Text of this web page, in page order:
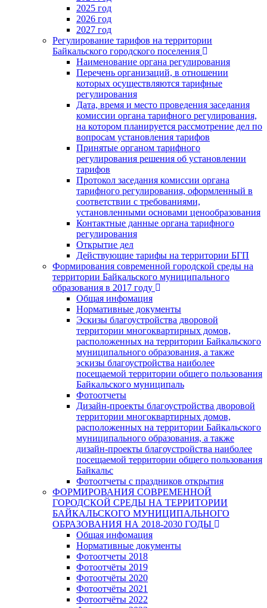
2025 год
2026 год
2027 год
Регулирование тарифов на территории
Байкальского городского поселения
Наименование органа регулирования
Перечень организаций, в отношении
которых осуществляются тарифные
регулирования
Дата, время и место проведения заседания
комиссии органа тарифного регулирования,
на котором планируется рассмотрение дел по
вопросам установления тарифов
Принятые органом тарифного
регулирования решения об установлении
тарифов
Протокол заседания комиссии органа
тарифного регулирования, оформленный в
соответствии с требованиями,
установленными основами ценообразования
Контактные данные органа тарифного
регулирования
Открытие дел
Действующие тарифы на территории БГП
Формирования современной городской среды на
территории Байкальского муниципального
образования в 2017 году
Общая инфомация
Нормативные документы
Эскизы благоустройства дворовой
территории многоквартирных домов,
расположенных на территории Байкальского
муниципального образования, а также
эскизы благоустройства наиболее
посещаемой территории общего пользования
Байкальского муниципаль
Фотоотчеты
Дизайн-проекты благоустройства дворовой
территории многоквартирных домов,
расположенных на территории Байкальского
муниципального образования, а также
дизайн-проекты благоустройства наиболее
посещаемой территории общего пользования
Байкальс
Фотоотчеты с праздников открытия
ФОРМИРОВАНИЯ СОВРЕМЕННОЙ
ГОРОДСКОЙ СРЕДЫ НА ТЕРРИТОРИИ
БАЙКАЛЬСКОГО МУНИЦИПАЛЬНОГО
ОБРАЗОВАНИЯ НА 2018-2030 ГОДЫ
Общая инфомация
Нормативные документы
Фотоотчеты 2018
Фотоотчёты 2019
Фотоотчёты 2020
Фотоотчёты 2021
Фотоотчёты 2022